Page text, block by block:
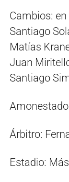
Cambios:
Santiago
Matías
Juan
Santiago
Árbitro:
Estadio: